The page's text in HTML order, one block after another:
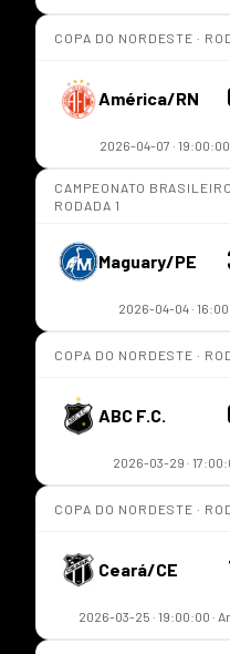
COPA DO NORDESTE ·
América/RN
2026-04-07 ·
CAMPEONATO
RODADA 1
Maguary/PE
2026-04-04 ·
COPA DO NORDESTE ·
ABC F.C.
2026-03-29 ·
COPA DO NORDESTE ·
Ceará/CE
2026-03-25 · 19:00:00 ·